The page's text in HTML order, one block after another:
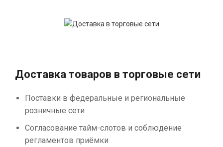
Доставка товаров в торговые сети
Поставки в федеральные и региональные
розничные сети
Согласование тайм-слотов и соблюдение
регламентов приёмки